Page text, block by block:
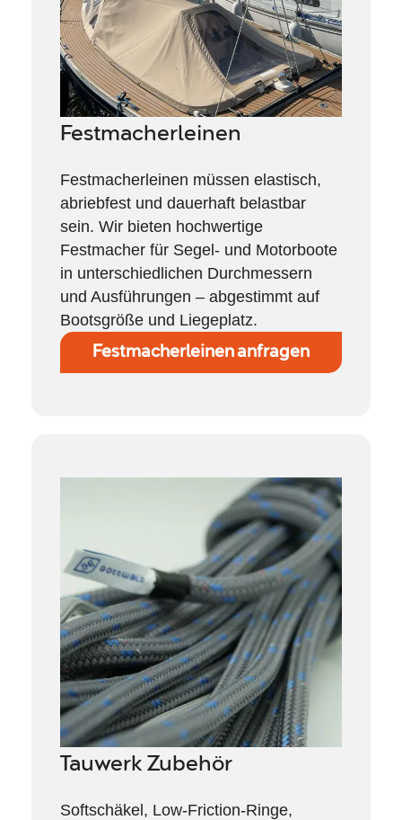
Festmacherleinen
Festmacherleinen müssen elastisch,
abriebfest und dauerhaft belastbar
sein. Wir bieten hochwertige
Festmacher für Segel- und Motorboote
in unterschiedlichen Durchmessern
und Ausführungen – abgestimmt auf
Bootsgröße und Liegeplatz.
Festmacherleinen anfragen
Tauwerk Zubehör
Softschäkel, Low-Friction-Ringe,